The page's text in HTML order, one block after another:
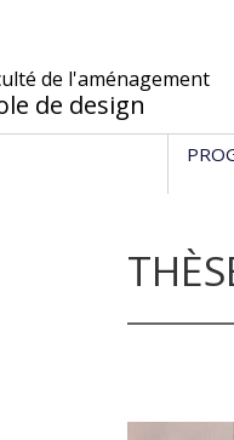
de l'aménagement
de design